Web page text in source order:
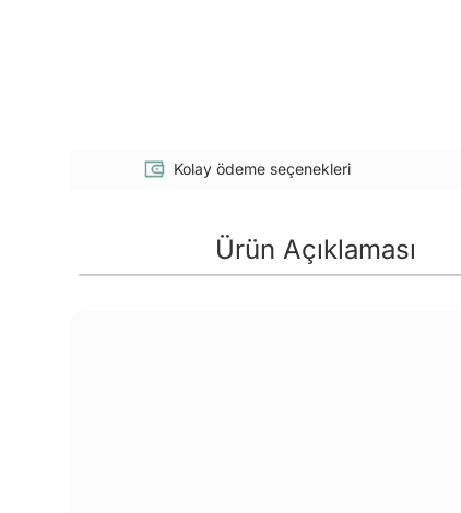
Kolay ödeme seçenekleri
Ürün Açıklaması